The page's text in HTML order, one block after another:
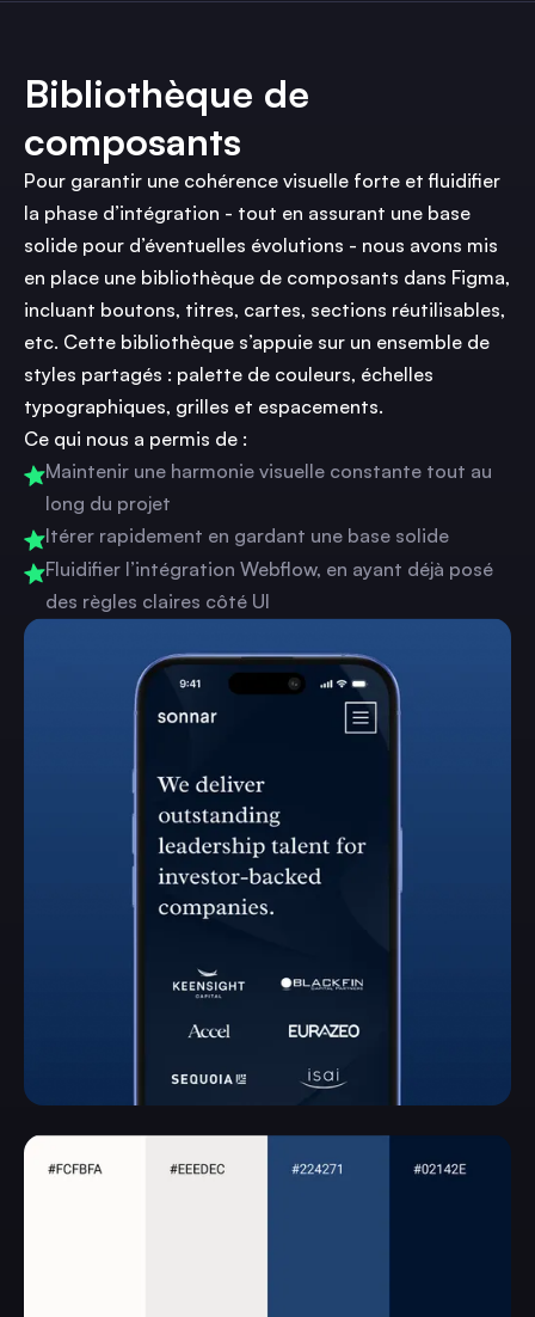
Bibliothèque de
composants
Pour garantir une cohérence visuelle forte et fluidifier
la phase d’intégration - tout en assurant une base
solide pour d’éventuelles évolutions - nous avons mis
en place une bibliothèque de composants dans Figma,
incluant boutons, titres, cartes, sections réutilisables,
etc. Cette bibliothèque s’appuie sur un ensemble de
styles partagés : palette de couleurs, échelles
typographiques, grilles et espacements.
Ce qui nous a permis de :
Maintenir une harmonie visuelle constante tout au
long du projet
Itérer rapidement en gardant une base solide
Fluidifier l’intégration Webflow, en ayant déjà posé
des règles claires côté UI